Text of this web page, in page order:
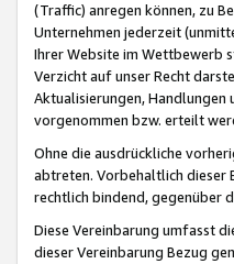
(Traffic) anregen können, zu
Unternehmen jederzeit
Ihrer Website im Wettbewerb
Verzicht auf unser Recht
Aktualisierungen, Handlungen
vorgenommen bzw. erteilt
Ohne die ausdrückliche
abtreten. Vorbehaltlich dieser
rechtlich bindend, gegenüber
Diese Vereinbarung umfasst
dieser Vereinbarung Bezug